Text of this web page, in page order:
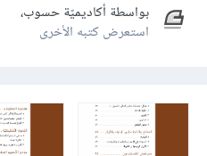
بواسطة أكاديميّة حسوب،
استعرض كتبه الأخرى